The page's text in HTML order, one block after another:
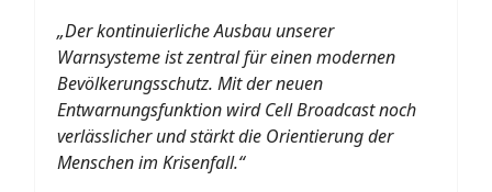
„Der kontinuierliche Ausbau unserer
Warnsysteme ist zentral für einen modernen
Bevölkerungsschutz. Mit der neuen
Entwarnungsfunktion wird Cell Broadcast noch
verlässlicher und stärkt die Orientierung der
Menschen im Krisenfall.“